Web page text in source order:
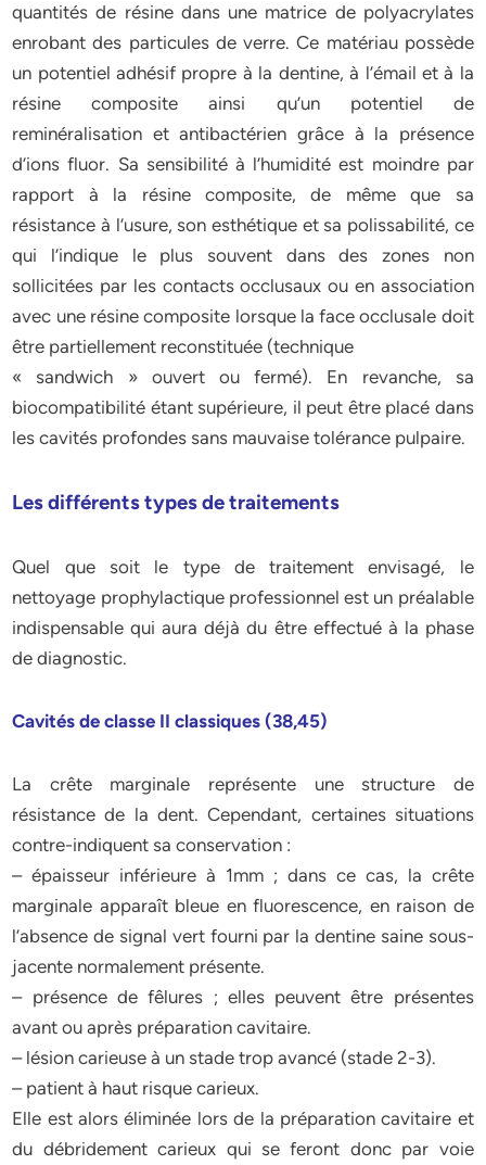
quantités de résine dans une matrice de polyacrylates
enrobant des particules de verre. Ce matériau possède
un potentiel adhésif propre à la dentine, à l’émail et à la
résine composite ainsi qu’un potentiel de
reminéralisation et antibactérien grâce à la présence
d’ions fluor. Sa sensibilité à l’humidité est moindre par
rapport à la résine composite, de même que sa
résistance à l’usure, son esthétique et sa polissabilité, ce
qui l’indique le plus souvent dans des zones non
sollicitées par les contacts occlusaux ou en association
avec une résine composite lorsque la face occlusale doit
être partiellement reconstituée (technique
« sandwich » ouvert ou fermé). En revanche, sa
biocompatibilité étant supérieure, il peut être placé dans
les cavités profondes sans mauvaise tolérance pulpaire.
Les différents types de traitements
Quel que soit le type de traitement envisagé, le
nettoyage prophylactique professionnel est un préalable
indispensable qui aura déjà du être effectué à la phase
de diagnostic.
Cavités de classe II classiques (38,45)
La crête marginale représente une structure de
résistance de la dent. Cependant, certaines situations
contre-indiquent sa conservation :
– épaisseur inférieure à 1mm ; dans ce cas, la crête
marginale apparaît bleue en fluorescence, en raison de
l’absence de signal vert fourni par la dentine saine sous-
jacente normalement présente.
– présence de fêlures ; elles peuvent être présentes
avant ou après préparation cavitaire.
– lésion carieuse à un stade trop avancé (stade 2-3).
– patient à haut risque carieux.
Elle est alors éliminée lors de la préparation cavitaire et
du débridement carieux qui se feront donc par voie